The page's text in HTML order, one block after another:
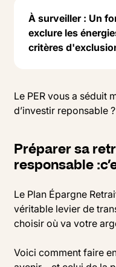
À surveiller : Un
exclure les
critères
Le PER vous a séduit
d’investir reponsable ?
Préparer sa
responsable
Le Plan Épargne
véritable levier de
choisir où va votre
Voici comment faire